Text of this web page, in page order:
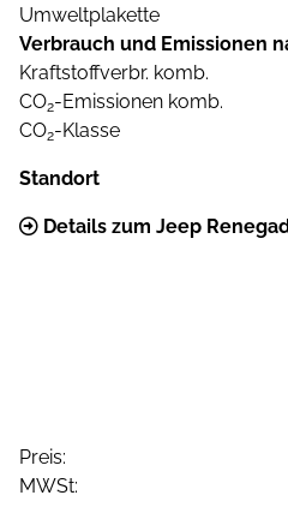
Umweltplakette
Verbrauch und Emissionen
Kraftstoffverbr. komb.
CO2-Emissionen komb.
CO2-Klasse
Standort
Details zum Jeep
Preis:
MWSt: